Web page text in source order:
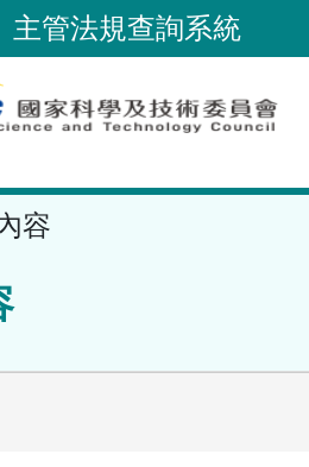
主管法規查詢系統
容